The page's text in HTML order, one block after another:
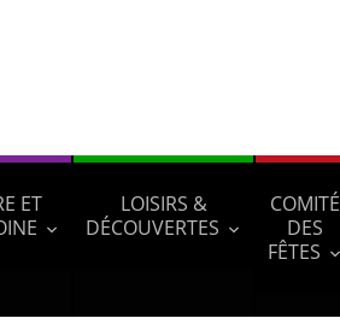
ET
LOISIRS &
DÉCOUVERTES
COMITÉ
DES
FÊTES